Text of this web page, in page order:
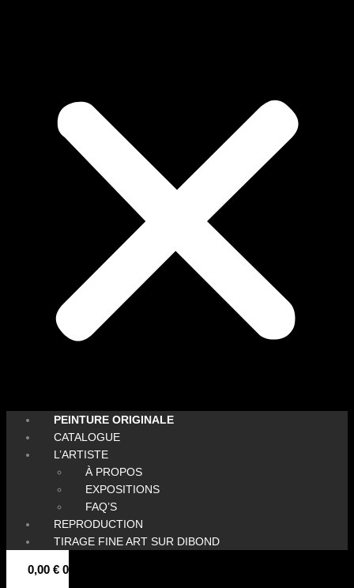
PEINTURE ORIGINALE
CATALOGUE
L’ARTISTE
À PROPOS
EXPOSITIONS
FAQ’S
REPRODUCTION
TIRAGE FINE ART SUR DIBOND
0,00 € 0